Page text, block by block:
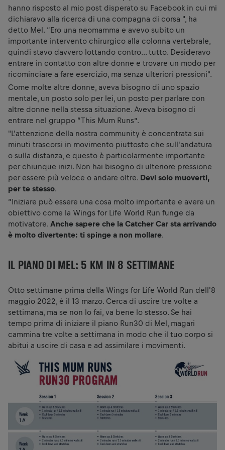
hanno risposto al mio post disperato su Facebook in cui mi
dichiaravo alla ricerca di una compagna di corsa ", ha
detto Mel. “Ero una neomamma e avevo subito un
importante intervento chirurgico alla colonna vertebrale,
quindi stavo davvero lottando contro... tutto. Desideravo
entrare in contatto con altre donne e trovare un modo per
ricominciare a fare esercizio, ma senza ulteriori pressioni".
Come molte altre donne, aveva bisogno di uno spazio
mentale, un posto solo per lei, un posto per parlare con
altre donne nella stessa situazione. Aveva bisogno di
entrare nel gruppo “This Mum Runs”.
"L'attenzione della nostra community è concentrata sui
minuti trascorsi in movimento piuttosto che sull'andatura
o sulla distanza, e questo è particolarmente importante
per chiunque inizi. Non hai bisogno di ulteriore pressione
per essere più veloce o andare oltre. Devi solo muoverti,
per te stesso.
“Iniziare può essere una cosa molto importante e avere un
obiettivo come la Wings for Life World Run funge da
motivatore. Anche sapere che la Catcher Car sta arrivando
è molto divertente: ti spinge a non mollare.
IL PIANO DI MEL: 5 KM IN 8 SETTIMANE
Otto settimane prima della Wings for Life World Run dell'8
maggio 2022, è il 13 marzo. Cerca di uscire tre volte a
settimana, ma se non lo fai, va bene lo stesso. Se hai
tempo prima di iniziare il piano Run30 di Mel, magari
cammina tre volte a settimana in modo che il tuo corpo si
abitui a uscire di casa e ad assimilare i movimenti.